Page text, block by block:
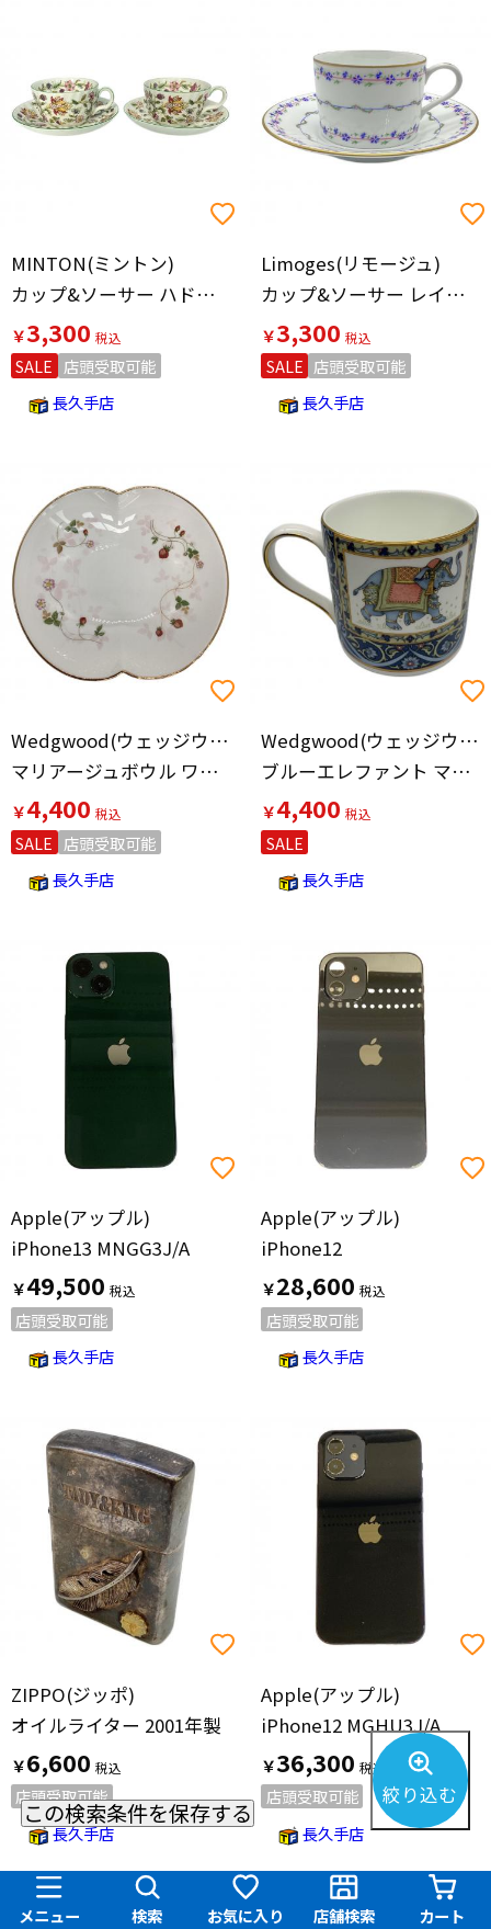
メニュー 検索 お気に入り 店舗検索 カート
MINTON(ミントン)
カップ&ソーサー ハドンホール
￥3,300
SALE 店頭受取可能
長久手店
Limoges(リモージュ)
カップ&ソーサー レイノーC&Sブルーエ プチローズ
￥3,300
SALE 店頭受取可能
長久手店
Wedgwood(ウェッジウッド)
マリアージュボウル ワイルドストロベリー
￥4,400
SALE 店頭受取可能
長久手店
Wedgwood(ウェッジウッド)
ブルーエレファント マグカップ
￥4,400
SALE
長久手店
Apple(アップル)
iPhone13 MNGG3J/A
￥49,500
店頭受取可能
長久手店
Apple(アップル)
iPhone12
￥28,600
店頭受取可能
長久手店
ZIPPO(ジッポ)
オイルライター 2001年製
￥6,600
店頭受取可能
長久手店
Apple(アップル)
iPhone12 MGHU3J/A
￥36,300
店頭受取可能
長久手店
この検索条件を保存する
絞り込む